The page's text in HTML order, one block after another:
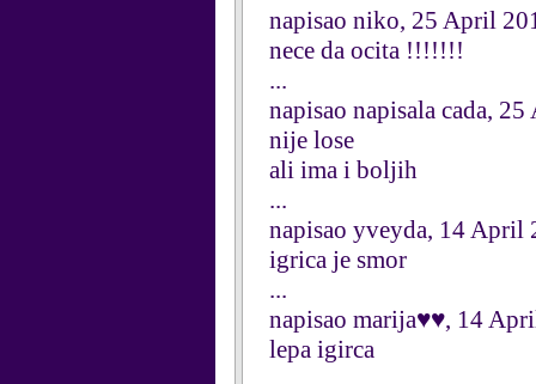
napisao niko, 25 April
nece da ocita !!!!!!!
...
napisao napisala cada,
nije lose
ali ima i boljih
...
napisao yveyda, 14 April
igrica je smor
...
napisao marija♥♥, 14
lepa igirca